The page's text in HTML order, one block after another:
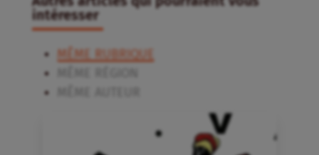
intéresser
MÊME RUBRIQUE